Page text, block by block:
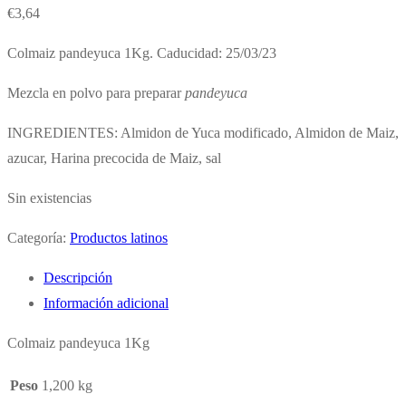
€3,64
Colmaiz pandeyuca 1Kg. Caducidad: 25/03/23
Mezcla en polvo para prepararpandeyuca
INGREDIENTES: Almidon de Yuca modificado, Almidon de Maiz,
azucar, Harina precocida de Maiz, sal
Sin existencias
Categoría: Productos latinos
Descripción
Información adicional
Colmaiz pandeyuca 1Kg
Peso 1,200 kg